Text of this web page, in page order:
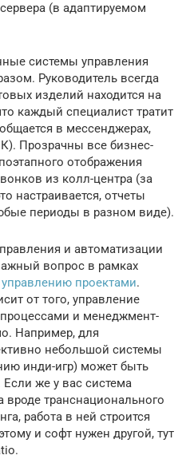
(в адаптируемом
системы управления
Руководитель всегда
изделий находится на
каждый специалист тратит
в мессенджерах,
Прозрачны все бизнес-
отображения
из колл-центра (за
настраивается, отчеты
периоды в разном виде).
и автоматизации
вопрос в рамках
управлению проектами.
от того, управление
и менеджмент-
Например, для
небольшой системы
инди-игр) может быть
же у вас система
транснационального
работа в ней строится
и софт нужен другой, тут